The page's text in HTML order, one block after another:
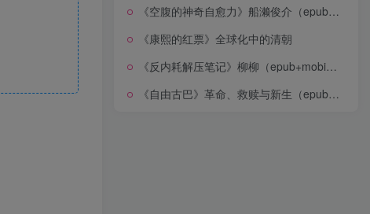
《空腹的神奇自愈力》船濑俊介（epub+mobi+azw3+pdf）
《康熙的红票》全球化中的清朝
《反内耗解压笔记》柳柳（epub+mobi+azw3+pdf）
《自由古巴》革命、救赎与新生（epub+mobi+azw3+pdf）